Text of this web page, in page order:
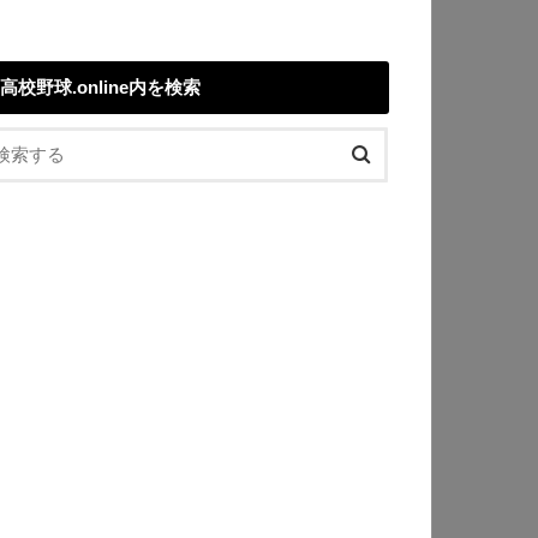
高校野球.online内を検索